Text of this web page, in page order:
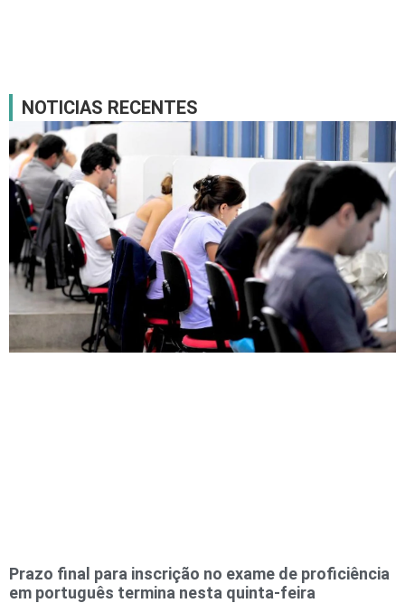
NOTICIAS RECENTES
Prazo final para inscrição no exame de proficiência
em português termina nesta quinta-feira